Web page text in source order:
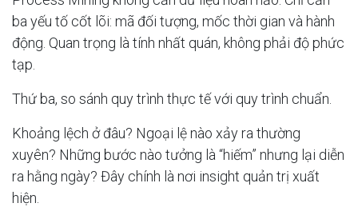
ba yếu tố cốt lõi: mã đối tượng, mốc thời gian và hành
động. Quan trọng là tính nhất quán, không phải độ phức
tạp.
Thứ ba, so sánh quy trình thực tế với quy trình chuẩn.
Khoảng lệch ở đâu? Ngoại lệ nào xảy ra thường
xuyên? Những bước nào tưởng là “hiếm” nhưng lại diễn
ra hằng ngày? Đây chính là nơi insight quản trị xuất
hiện.